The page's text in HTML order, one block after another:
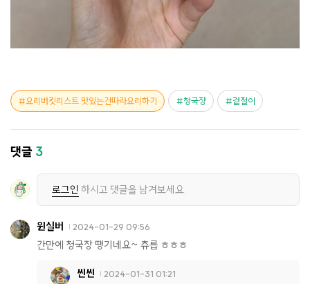
요리버킷리스트 맛있는건따라요리하기 청국장 겉절이
댓글 3
로그인 하시고 댓글을 남겨보세요.
윈실버 2024-01-29 09:56
간만에 청국장 땡기네요~ 츄릅 ㅎㅎㅎ
씬씬 2024-01-31 01:21